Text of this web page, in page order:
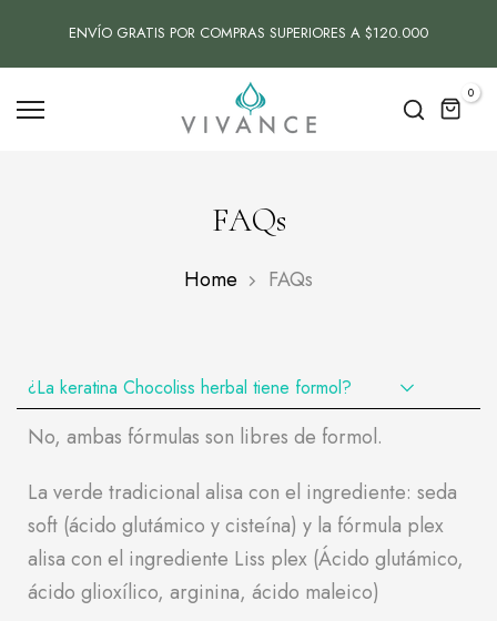
ENVÍO GRATIS POR COMPRAS SUPERIORES A $120.000
0
FAQs
Home FAQs
¿La keratina Chocoliss herbal tiene formol?
No, ambas fórmulas son libres de formol.
La verde tradicional alisa con el ingrediente: seda
soft (ácido glutámico y cisteína) y la fórmula plex
alisa con el ingrediente Liss plex (Ácido glutámico,
ácido glioxílico, arginina, ácido maleico)